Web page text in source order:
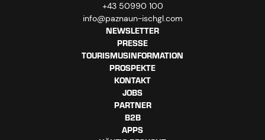
+43 50990 100
info@paznaun-ischgl.com
NEWSLETTER
PRESSE
TOURISMUSINFORMATION
PROSPEKTE
KONTAKT
JOBS
PARTNER
B2B
APPS